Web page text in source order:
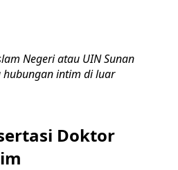
Negeri atau UIN Sunan
hubungan intim di luar
Doktor